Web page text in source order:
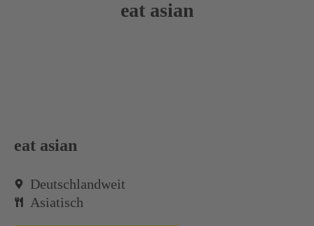
eat asian
eat asian
Deutschlandweit
Asiatisch